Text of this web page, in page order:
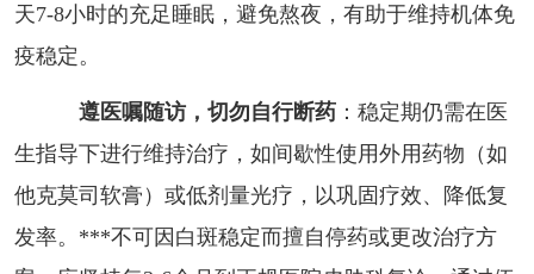
天7-8小时的充足睡眠，避免熬夜，有助于维持机体免
疫稳定。
遵医嘱随访，切勿自行断药：稳定期仍需在医
生指导下进行维持治疗，如间歇性使用外用药物（如
他克莫司软膏）或低剂量光疗，以巩固疗效、降低复
发率。***不可因白斑稳定而擅自停药或更改治疗方